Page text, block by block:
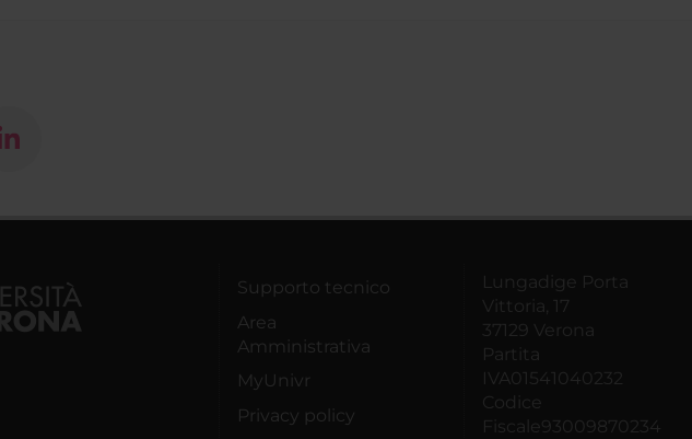
Supporto tecnico
Area
Amministrativa
MyUnivr
Privacy policy
Lungadige Porta
Vittoria, 17
37129 Verona
Partita
IVA01541040232
Codice
Fiscale93009870234